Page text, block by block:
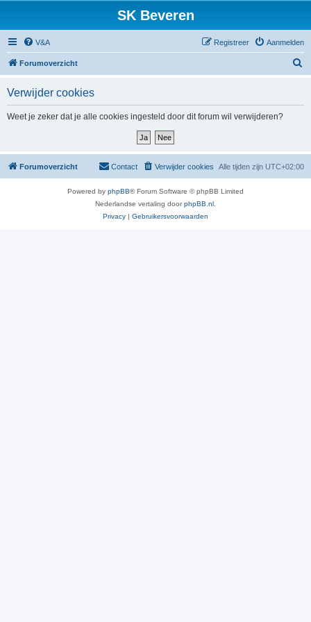
SK Beveren
V&A Aanmelden
Registreer
Forumoverzicht
Verwijder cookies
Weet je zeker dat je alle cookies ingesteld door dit forum wil verwijderen?
Forumoverzicht Alle tijden zijn UTC+02:00
Verwijder cookies
Contact
Powered by phpBB® Forum Software © phpBB Limited
Nederlandse vertaling doorphpBB.nl
Privacy | Gebruikersvoorwaarden